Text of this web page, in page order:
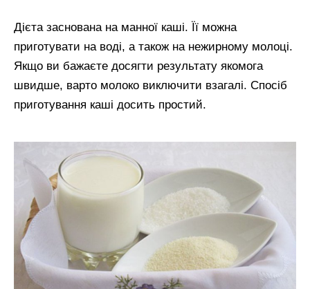
Дієта заснована на манної каші. Її можна
приготувати на воді, а також на нежирному молоці.
Якщо ви бажаєте досягти результату якомога
швидше, варто молоко виключити взагалі. Спосіб
приготування каші досить простий.